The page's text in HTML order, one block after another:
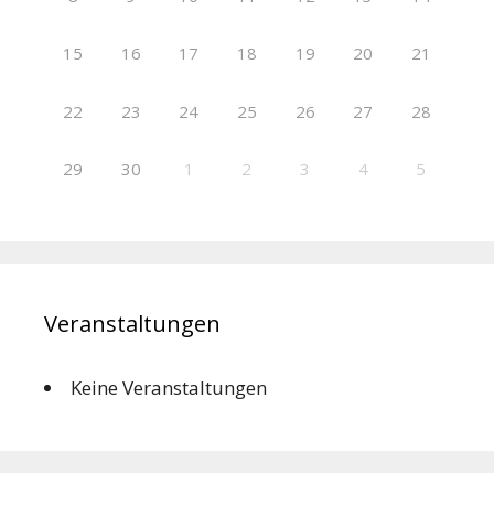
15 16 17 18 19 20 21
22 23 24 25 26 27 28
29 30 1 2 3 4 5
Veranstaltungen
Keine Veranstaltungen